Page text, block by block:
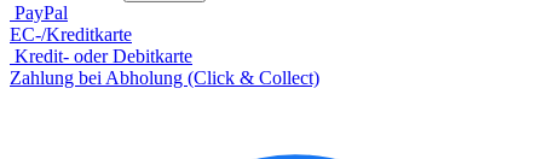
PayPal
EC-/Kreditkarte
Kredit- oder Debitkarte
Zahlung bei Abholung (Click & Collect)